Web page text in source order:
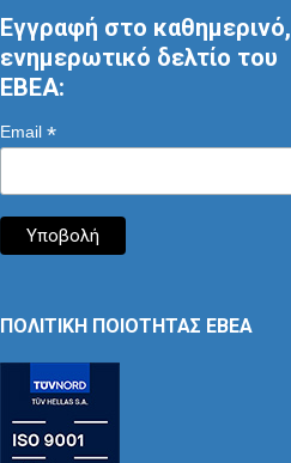
Εγγραφή στο καθημερινό,
ενημερωτικό δελτίο του
ΕΒΕΑ:
Email *
ΠΟΛΙΤΙΚΗ ΠΟΙΟΤΗΤΑΣ ΕΒΕΑ